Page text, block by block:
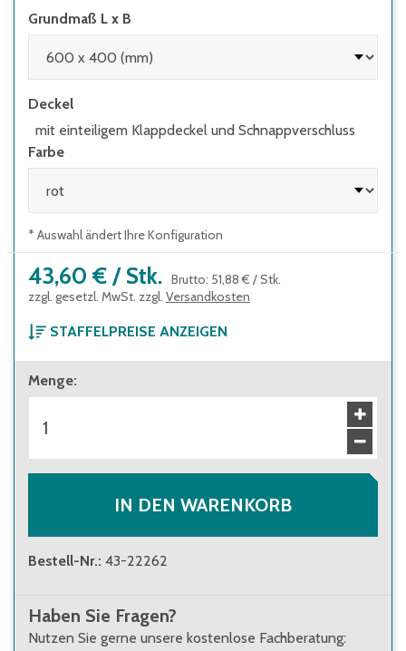
Grundmaß L x B
Deckel
mit einteiligem Klappdeckel und Schnappverschluss
Farbe
* Auswahl ändert Ihre Konfiguration
43,60 € / Stk. Brutto: 51,88 € /Stk.
zzgl. gesetzl. MwSt. zzgl. Versandkosten
STAFFELPREISE ANZEIGEN
ab 1 Stück
43,60 €
ab 44 Stück
40,30 €
Menge:
IN DEN WARENKORB
Bestell-Nr.: 43-22262
Haben Sie Fragen?
Nutzen Sie gerne unsere kostenlose Fachberatung: